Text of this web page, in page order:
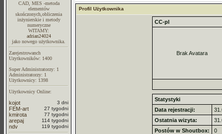
CAD, MES -metoda
elementów
skończonych,obliczenia
inżynierskie i metody
numeryczne
WITAMY:
adrian24024
jako nowego użytkownika.
Zarejestrowanch
Uzytkowników: 1400
Super Administratorzy: 1
Administratorzy: 1
Użytkownicy: 1398
Użytkownicy Online:
kojot 3 dni
FEM-art 27 tygodni
kmirota 77 tygodni
arepaj 114 tygodni
ndv 119 tygodni
Profil Użytkownika
CC-pl
Brak Avatara
Statystyki
Data rejestracji:
Ostatnia wizyta:
Postów w Shoutbox:
0